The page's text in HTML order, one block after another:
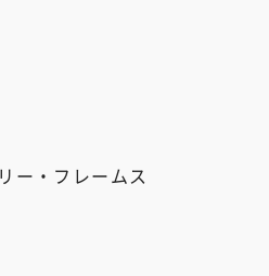
ー・フレームス